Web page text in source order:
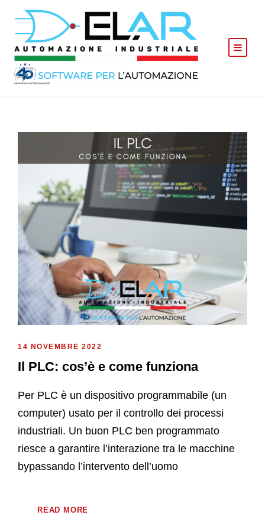
14 NOVEMBRE 2022
Il PLC: cos’è e come funziona
Per PLC è un dispositivo programmabile (un
computer) usato per il controllo dei processi
industriali. Un buon PLC ben programmato
riesce a garantire l’interazione tra le macchine
bypassando l’intervento dell’uomo
READ MORE